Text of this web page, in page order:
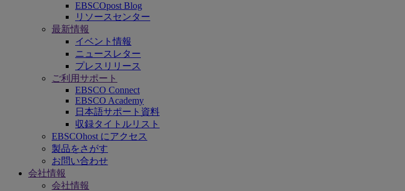
EBSCOpost Blog
リソースセンター
最新情報
イベント情報
ニュースレター
プレスリリース
ご利用サポート
EBSCO Connect
EBSCO Academy
日本語サポート資料
収録タイトルリスト
EBSCOhost にアクセス
製品をさがす
お問い合わせ
会社情報
会社情報